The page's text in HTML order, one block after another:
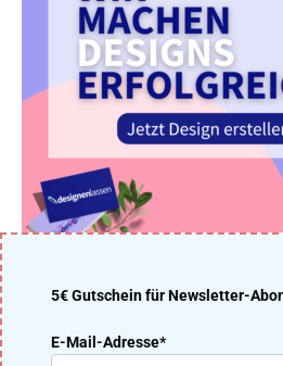
DER DESIGNENLASSEN.DE BLOG
ERFOLGREICH
5€ Gutschein für Newsletter-
E-Mail-Adresse*